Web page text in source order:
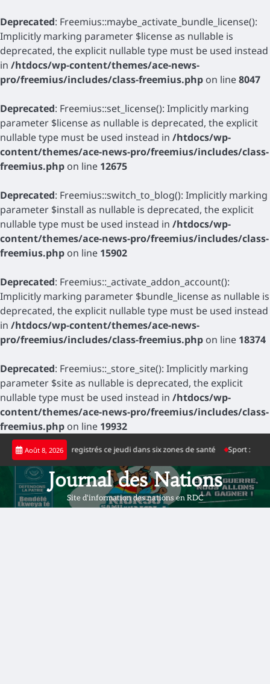
Deprecated: Freemius::maybe_activate_bundle_license():
Implicitly marking parameter $license as nullable is
deprecated, the explicit nullable type must be used instead
in /htdocs/wp-content/themes/ace-news-
pro/freemius/includes/class-freemius.php on line8047
Deprecated: Freemius::set_license(): Implicitly marking
parameter $license as nullable is deprecated, the explicit
nullable type must be used instead in /htdocs/wp-
content/themes/ace-news-pro/freemius/includes/class-
freemius.php on line 12675
Deprecated: Freemius::switch_to_blog(): Implicitly marking
parameter $install as nullable is deprecated, the explicit
nullable type must be used instead in /htdocs/wp-
content/themes/ace-news-pro/freemius/includes/class-
freemius.php on line 15902
Deprecated: Freemius::_activate_addon_account():
Implicitly marking parameter $bundle_license as nullable is
deprecated, the explicit nullable type must be used instead
in /htdocs/wp-content/themes/ace-news-
pro/freemius/includes/class-freemius.php on line 18374
Deprecated: Freemius::_store_site(): Implicitly marking
parameter $site as nullable is deprecated, the explicit
nullable type must be used instead in /htdocs/wp-
content/themes/ace-news-pro/freemius/includes/class-
freemius.php on line 19932
Skip
content
Août 8, 2026
d’Ebola enregistrés ce jeudi dans six zones de santé Sport : la nouvelle
Journal des Nations
Site d'information des nations en RDC